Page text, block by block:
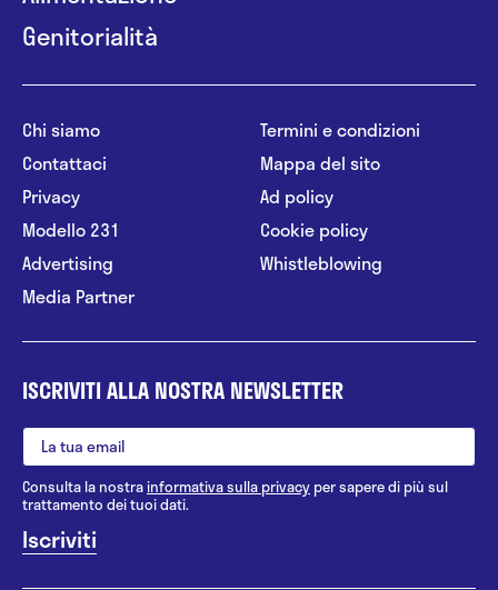
Genitorialità
Chi siamo
Contattaci
Privacy
Modello 231
Advertising
Media Partner
Termini e condizioni
Mappa del sito
Ad policy
Cookie policy
Whistleblowing
ISCRIVITI ALLA NOSTRA NEWSLETTER
Consulta la nostrainformativa sulla privacy per sapere di più sul
trattamento dei tuoi dati.